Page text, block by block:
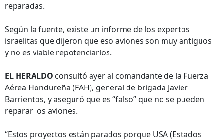
reparadas.
Según la fuente, existe un informe de los expertos
israelitas que dijeron que eso aviones son muy antiguos
y no es viable repotenciarlos.
EL HERALDO consultó ayer al comandante de la Fuerza
Aérea Hondureña (FAH), general de brigada Javier
Barrientos, y aseguró que es “falso” que no se pueden
reparar los aviones.
“Estos proyectos están parados porque USA (Estados